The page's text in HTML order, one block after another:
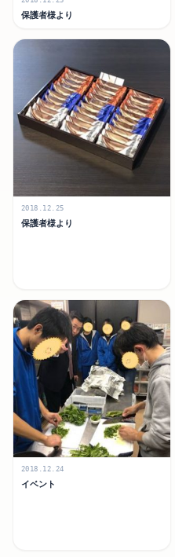
保護者様より
2018.12.25
保護者様より
2018.12.24
イベント